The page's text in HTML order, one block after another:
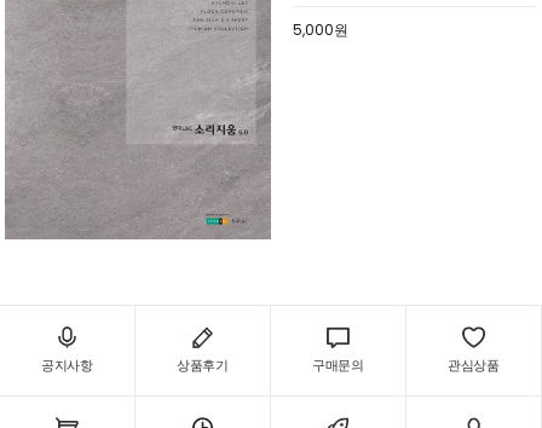
5,000원
공지사항 상품후기 구매문의 관심상품